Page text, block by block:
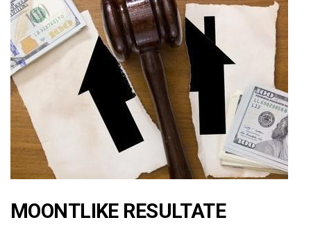
MOONTLIKE RESULTATE